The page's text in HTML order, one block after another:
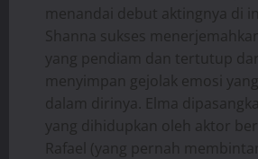
menandai debut aktingnya di
Shanna sukses
yang pendiam dan tertutup
menyimpan gejolak emosi
dalam dirinya. Elma
yang dihidupkan oleh aktor
Rafael (yang pernah